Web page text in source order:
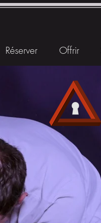
Réserver Offrir